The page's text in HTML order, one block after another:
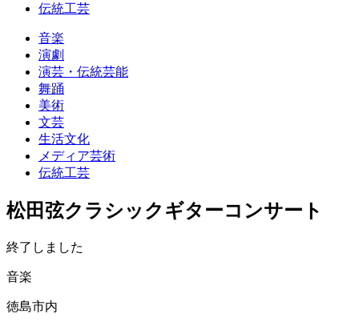
伝統工芸
音楽
演劇
演芸・伝統芸能
舞踊
美術
文芸
生活文化
メディア芸術
伝統工芸
松田弦クラシックギターコンサート
終了しました
音楽
徳島市内